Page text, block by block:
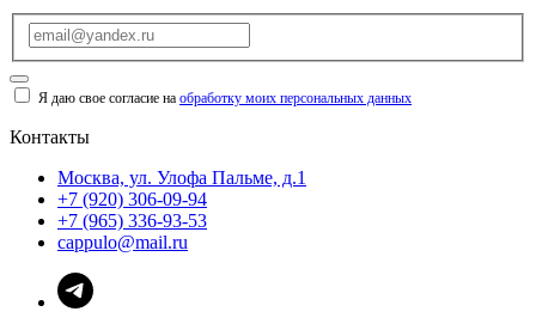
Я даю свое согласие на обработку моих персональных данных
Контакты
Москва, ул. Улофа Пальме, д.1
+7 (920) 306-09-94
+7 (965) 336-93-53
cappulo@mail.ru